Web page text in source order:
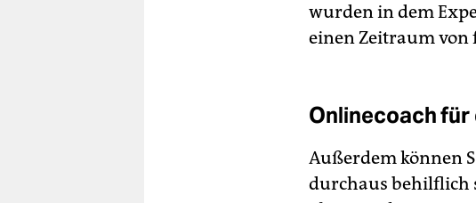
wurden in dem
einen Zeitraum von
Onlinecoach
Außerdem können
durchaus behilflich